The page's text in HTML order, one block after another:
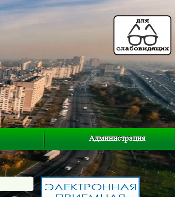
Администрация